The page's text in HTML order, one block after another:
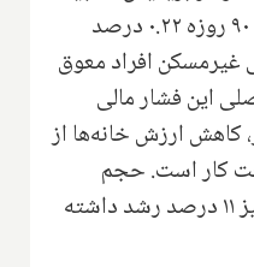
۳۶ درصد است. نرخ معوقات ۹۰ روزه ۰.۲۲ درصد
غیرمسکن افراد معوق
اصلی این فشار مالی
کاهش ارزش خانه‌ها از
و بازار سخت کار است. حجم
ورشکستگی صاحبان خانه نیز ۱۱ درصد رشد داشته